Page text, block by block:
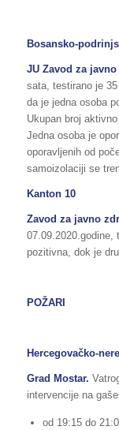
Bosansko-
JU Zavod za
sata, testirano je
da je jedna osoba
Ukupan broj
Jedna osoba je
oporavljenih od
samoizolaciji se
Kanton 10
Zavod za javno
07.09.2020.godine,
pozitivna, dok je
POŽARI
Hercegovačko-
Grad Mostar.
intervencije na
od 19:15 do